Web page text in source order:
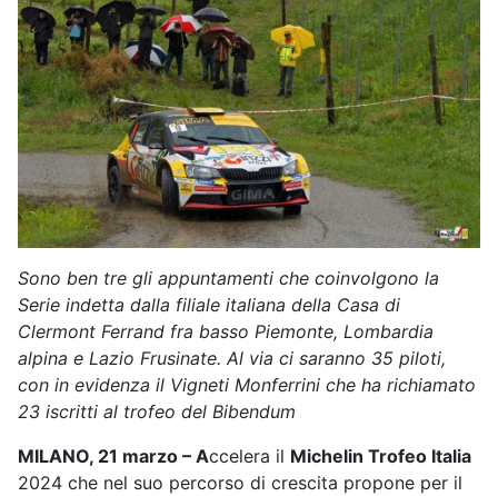
Sono ben tre gli appuntamenti che coinvolgono la
Serie indetta dalla filiale italiana della Casa di
Clermont Ferrand fra basso Piemonte, Lombardia
alpina e Lazio Frusinate. Al via ci saranno 35 piloti,
con in evidenza il Vigneti Monferrini che ha richiamato
23 iscritti al trofeo del Bibendum
MILANO, 21 marzo – Accelera il Michelin Trofeo Italia
2024 che nel suo percorso di crescita propone per il